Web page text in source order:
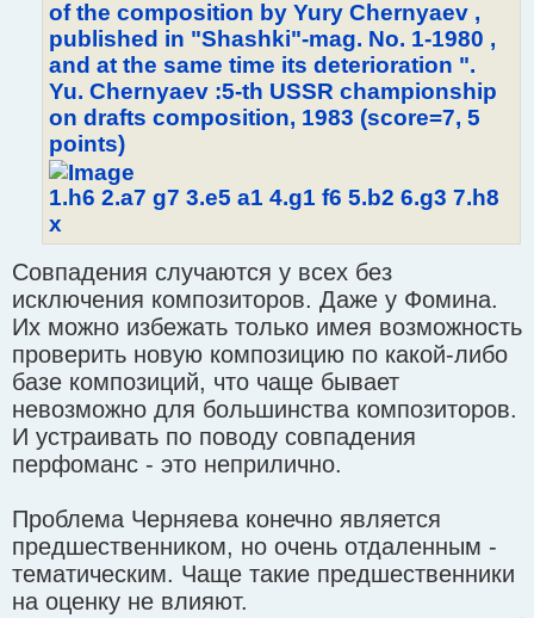
of the composition by Yury Chernyaev ,
published in "Shashki"-mag. No. 1-1980 ,
and at the same time its deterioration ".
Yu. Chernyaev :5-th USSR championship
on drafts composition, 1983 (score=7, 5
points)
1.h6 2.a7 g7 3.e5 a1 4.g1 f6 5.b2 6.g3 7.h8
x
Совпадения случаются у всех без
исключения композиторов. Даже у Фомина.
Их можно избежать только имея возможность
проверить новую композицию по какой-либо
базе композиций, что чаще бывает
невозможно для большинства композиторов.
И устраивать по поводу совпадения
перфоманс - это неприлично.
Проблема Черняева конечно является
предшественником, но очень отдаленным -
тематическим. Чаще такие предшественники
на оценку не влияют.